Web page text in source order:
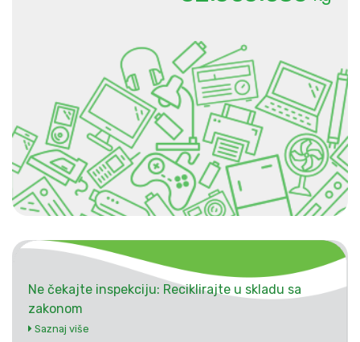
Ne čekajte inspekciju: Reciklirajte u skladu sa
zakonom
Saznaj više